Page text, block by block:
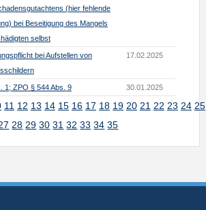
(hier fehlende
bei Beseitigung des Mangels
selbst
bei Aufstellen von
17.02.2025
1; ZPO § 544 Abs. 9 30.01.2025
11 12 13 14 15 16 17 18 19 20 21 22 23 24 25
28 29 30 31 32 33 34 35